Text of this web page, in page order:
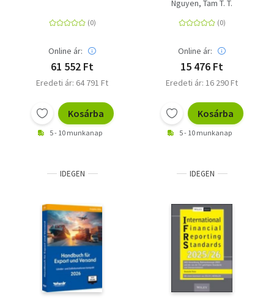
Online ár:
61 552 Ft
Eredeti ár: 64 791 Ft
Kosárba
5 - 10 munkanap
und aktuelle
Nguyen, Tam T. T.
Online ár:
15 476 Ft
Eredeti ár: 16 290 Ft
Kosárba
5 - 10 munkanap
IDEGEN IDEGEN